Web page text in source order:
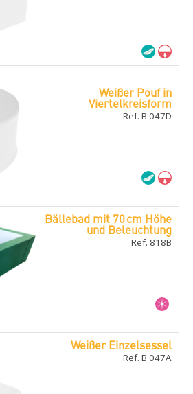
Weißer Pouf in
Viertelkreisform
Ref. B 047D
Bällebad mit 70 cm Höhe
und Beleuchtung
Ref. 818B
Weißer Einzelsessel
Ref. B 047A